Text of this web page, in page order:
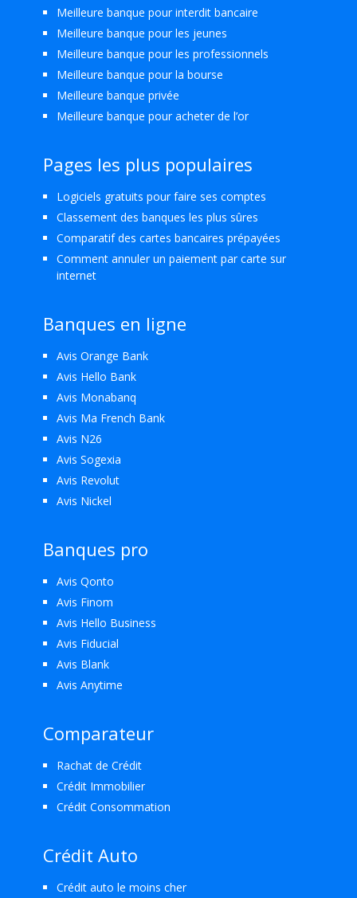
Meilleure banque pour interdit bancaire
Meilleure banque pour les jeunes
Meilleure banque pour les professionnels
Meilleure banque pour la bourse
Meilleure banque privée
Meilleure banque pour acheter de l’or
Pages les plus populaires
Logiciels gratuits pour faire ses comptes
Classement des banques les plus sûres
Comparatif des cartes bancaires prépayées
Comment annuler un paiement par carte sur
internet
Banques en ligne
Avis Orange Bank
Avis Hello Bank
Avis Monabanq
Avis Ma French Bank
Avis N26
Avis Sogexia
Avis Revolut
Avis Nickel
Banques pro
Avis Qonto
Avis Finom
Avis Hello Business
Avis Fiducial
Avis Blank
Avis Anytime
Comparateur
Rachat de Crédit
Crédit Immobilier
Crédit Consommation
Crédit Auto
Crédit auto le moins cher